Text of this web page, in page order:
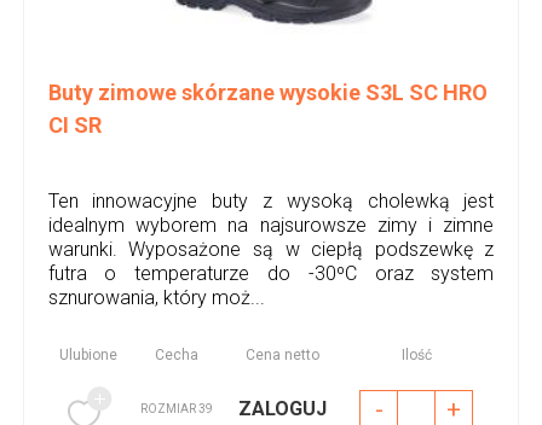
Buty zimowe skórzane wysokie S3L SC HRO
CI SR
Ten innowacyjne buty z wysoką cholewką jest
idealnym wyborem na najsurowsze zimy i zimne
warunki. Wyposażone są w ciepłą podszewkę z
futra o temperaturze do -30ºC oraz system
sznurowania, który moż...
Ulubione Cecha Cena netto Ilość
ROZMIAR 39 ZALOGUJ - +